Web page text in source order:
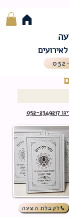
לקבלת הצעה